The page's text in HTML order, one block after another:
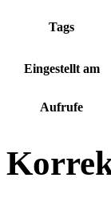
Tags
Eingestellt am
Aufrufe